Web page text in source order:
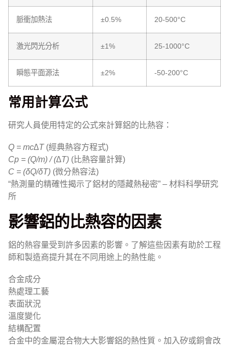
脈衝加熱法 ±0.5% 20-500°C
激光閃光分析 ±1% 25-1000°C
瞬態平面源法 ±2% -50-200°C
常用計算公式
研究人員使用特定的公式來計算鋁的比熱容：
Q = mc∆T(經典熱容方程式)
Cp = (Q/m) / (∆T) (比熱容量計算)
C = (δQ/δT) (微分熱容法)
“熱測量的精確性揭示了鋁材的隱藏熱秘密” – 材料科學研究
所
影響鋁的比熱容的因素
鋁的熱容量受到許多因素的影響。了解這些因素有助於工程
師和製造商提升其在不同用途上的熱性能。
合金成分
熱處理工藝
表面狀況
溫度變化
結構配置
合金中的金屬混合物大大影響鋁的熱性質。加入矽或銅會改